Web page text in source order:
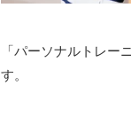
「パーソナルトレ
す。